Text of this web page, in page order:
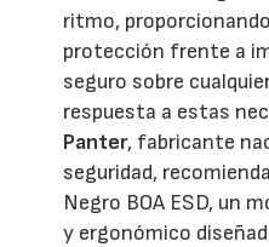
ritmo,
protección frente a
seguro sobre
respuesta a estas
Panter, fabricante
seguridad,
Negro BOA ESD, un
y ergonómico